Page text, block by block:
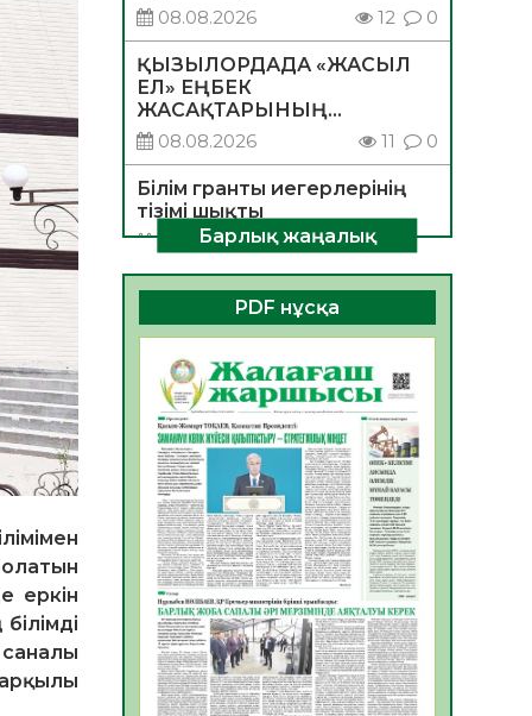
еркін
саналы
08.08.2026
12 0
ҚЫЗЫЛОРДАДА «ЖАСЫЛ
ЕЛ» ЕҢБЕК
ЖАСАҚТАРЫНЫҢ
ҚАТЫСУЫМЕН
ЭКОЛОГИЯЛЫҚ СЕНБІЛІК
ӨТТІ
08.08.2026 11 0
Білім гранты иегерлерінің
тізімі шықты
07.08.2026
11 0
Қазақстандықтар Құрылтай
сайлауынан жақсылық
күтеді – қоғамдық пікір
зерттеуі
07.08.2026 12
«Дауыс беру учаскесін
қалай табуға болады?»
07.08.2026
11
ҚҰРЫЛТАЙ САЙЛАУЫ –
БІРЛІК ПЕН
БЕЛСЕНДІЛІКТІҢ БЕЛГІСІ
07.08.2026
53
5547 әскери бөлімінде
«Алғашқы қызмет күні» іс-
шарасы өтті
Барлық жаңалық
PDF нұсқа